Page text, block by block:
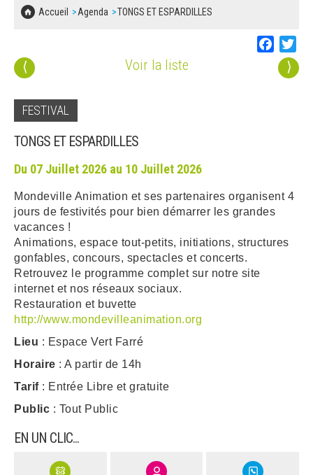
Accueil Agenda TONGS ET ESPARDILLES
⟨ Voir la liste ⟩
FESTIVAL
TONGS ET ESPARDILLES
Du 07 Juillet 2026 au 10 Juillet 2026
Mondeville Animation et ses partenaires organisent 4
jours de festivités pour bien démarrer les grandes
vacances !
Animations, espace tout-petits, initiations, structures
gonfables, concours, spectacles et concerts.
Retrouvez le programme complet sur notre site
internet et nos réseaux sociaux.
Restauration et buvette
http://www.mondevilleanimation.org
Lieu : Espace Vert Farré
Horaire : A partir de 14h
Tarif: Entrée Libre et gratuite
Public : Tout Public
EN UN CLIC...
CONCERTATIONS PUBLIQUES
SOLIDARITÉ, LOGEMENT
SÉNIORS
EMPLOI
URBANISME
DECHETS
SIGNALEMENTS
BESOIN D'UNE AIDE ?
LES ASSOCIATIONS
MARCHÉS PUBLICS
DOCUMENT D'INFORMATION COMMUNAL
DECLARATION DE DEMARCHAGE
DOSSIER DE DEMANDE DE SUBVENTION
DEMANDE DE PRÊT DE MATERIEL
FICHE D'ORGANISATION MANIFESTATION
PLAN D'ACTION MUNICIPAL
ARRÊTÉS MUNICIPAUX
DÉLIBÉRATIONS